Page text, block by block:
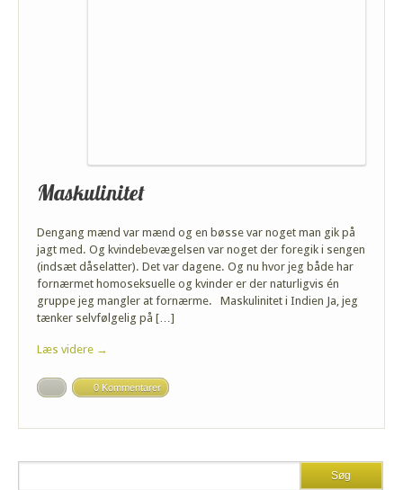
Maskulinitet
Dengang mænd var mænd og en bøsse var noget man gik på
jagt med. Og kvindebevægelsen var noget der foregik i sengen
(indsæt dåselatter). Det var dagene. Og nu hvor jeg både har
fornærmet homoseksuelle og kvinder er der naturligvis én
gruppe jeg mangler at fornærme. Maskulinitet i Indien Ja, jeg
tænker selvfølgelig på […]
Læs videre →
0 Kommentarer